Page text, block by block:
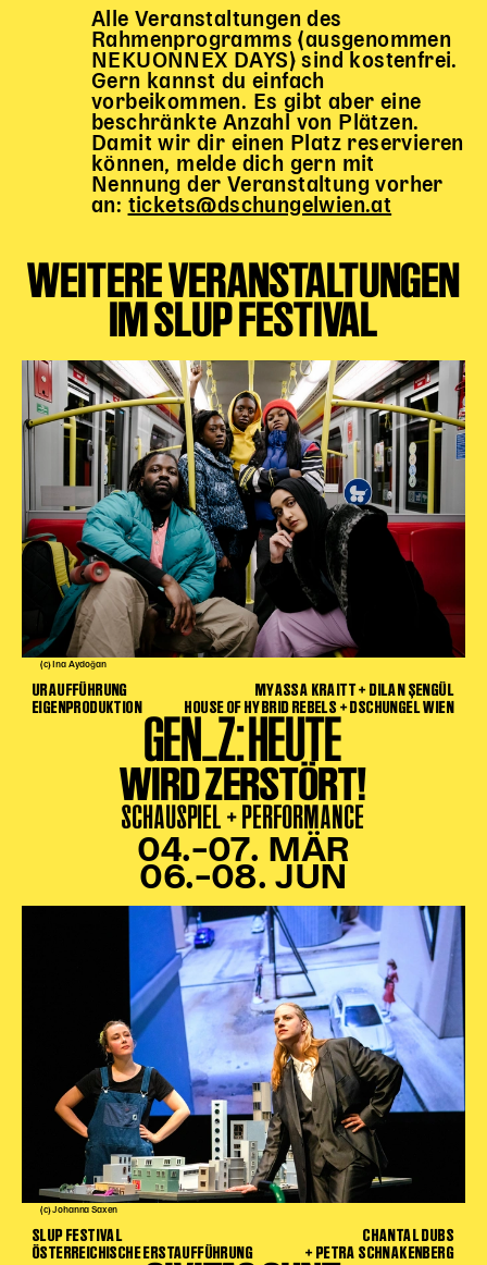
Unser Blog
Künstler*innen 2025/26
Bühnen + Studios
Leitlinien
Kulturpatenschaft
Partner*innen
20 Jahre Dschungel Wien
SERVICE
Karten + Preise
Vermietung
Café
Newsletter
SPENDEN + FÖRDERN
Translate to English
SUCHESuchbegriffe
Suchen
Alle Veranstaltungen des
Rahmenprogramms (ausgenommen
NEKUONNEX DAYS) sind kostenfrei.
Gern kannst du einfach
vorbeikommen. Es gibt aber eine
beschränkte Anzahl von Plätzen.
Damit wir dir einen Platz reservieren
können, melde dich gern mit
Nennung der Veranstaltung vorher
an: tickets@dschungelwien.at
WEITERE VERANSTALTUNGEN
IM SLUP FESTIVAL
(c) Ina Aydoğan
URAUFFÜHRUNG
EIGENPRODUKTION
MYASSA KRAITT + DILAN ŞENGÜL
HOUSE OF HYBRID REBELS + DSCHUNGEL WIEN
GEN_Z: HEUTE
WIRD ZERSTÖRT!
SCHAUSPIEL + PERFORMANCE
04.–07. MÄR
06.–08. JUN
(c) Johanna Saxen
SLUP FESTIVAL
ÖSTERREICHISCHE ERSTAUFFÜHRUNG
CHANTAL DUBS
+ PETRA SCHNAKENBERG